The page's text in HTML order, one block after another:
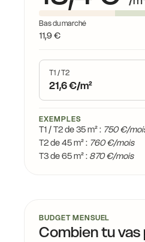
Bas du marché
11,9 €
T1 / T2
21,6 €/m²
EXEMPLES
T1 / T2 de 35 m² : 750 €/
T2 de 45 m² : 760 €/mois
T3 de 65 m² : 870 €/mois
BUDGET MENSUEL
Combien tu vas